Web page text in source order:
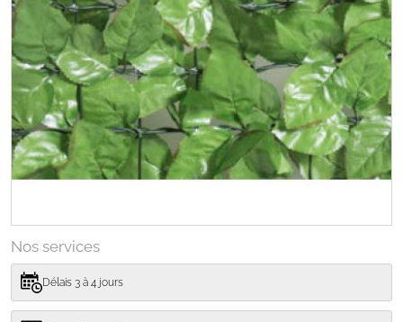
Nos services
Délais 3 à 4 jours